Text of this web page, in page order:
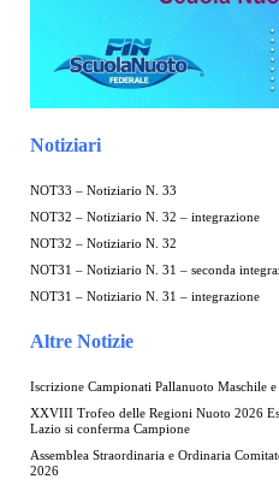
Notiziari
NOT33 – Notiziario N. 33
NOT32 – Notiziario N. 32 – integrazione
NOT32 – Notiziario N. 32
NOT31 – Notiziario N. 31 – seconda
NOT31 – Notiziario N. 31 – integrazione
Altre Notizie
Iscrizione Campionati Pallanuoto Maschile
XXVIII Trofeo delle Regioni Nuoto 2026
Lazio si conferma Campione
Assemblea Straordinaria e Ordinaria
2026